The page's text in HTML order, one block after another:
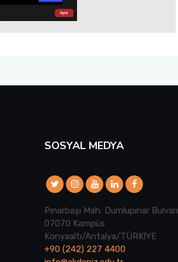
SOSYAL MEDYA
Pınarbaşı Mah. Dumlupınar Bulvarı
07070 Kampüs
Konyaaltı/Antalya/TÜRKİYE
+90 (242) 227 4400